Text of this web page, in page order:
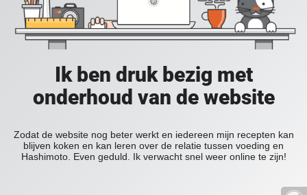
Ik ben druk bezig met
onderhoud van de website
Zodat de website nog beter werkt en iedereen mijn recepten kan
blijven koken en kan leren over de relatie tussen voeding en
Hashimoto. Even geduld. Ik verwacht snel weer online te zijn!